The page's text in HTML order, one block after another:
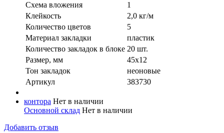
Схема вложения
1
Клейкость
2,0 кг/м
Количество цветов
5
Материал закладки
пластик
Количество закладок в блоке 20 шт.
Размер, мм
45x12
Тон закладок
неоновые
Артикул
383730
контора Нет в наличии
Основной склад Нет в наличии
Добавить отзыв